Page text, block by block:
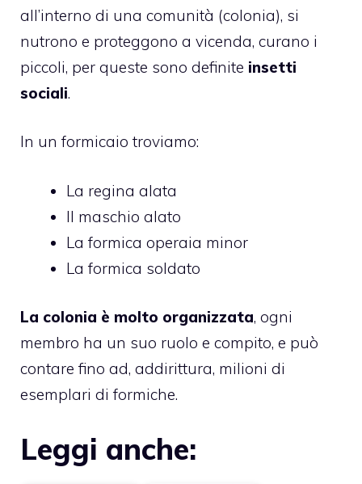
all’interno di una comunità (colonia), si
nutrono e proteggono a vicenda, curano i
piccoli, per queste sono definite insetti
sociali.
In un formicaio troviamo:
La regina alata
Il maschio alato
La formica operaia minor
La formica soldato
La colonia è molto organizzata, ogni
membro ha un suo ruolo e compito, e può
contare fino ad, addirittura, milioni di
esemplari di formiche.
Leggi anche: